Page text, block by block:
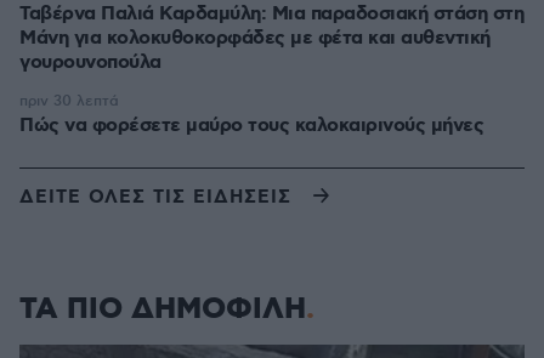
Ταβέρνα Παλιά Καρδαμύλη: Μια παραδοσιακή στάση στη
Μάνη για κολοκυθοκορφάδες με φέτα και αυθεντική
γουρουνοπούλα
Πώς να φορέσετε μαύρο τους καλοκαιρινούς μήνες
πριν 30 λεπτά
ΔΕΙΤΕ ΟΛΕΣ ΤΙΣ ΕΙΔΗΣΕΙΣ
ΤΑ ΠΙΟ ΔΗΜΟΦΙΛΗ